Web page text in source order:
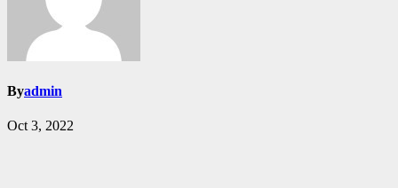
Byadmin
Oct 3, 2022